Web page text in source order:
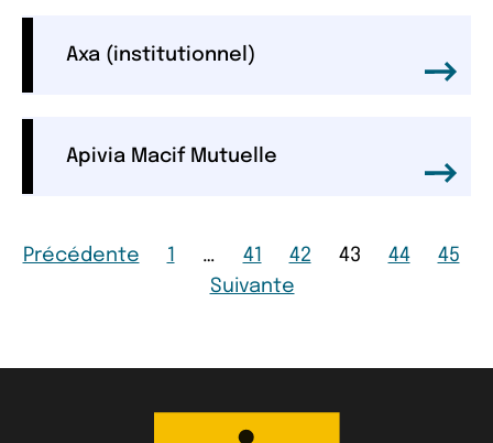
Axa (institutionnel)
Apivia Macif Mutuelle
Page
Précédente Page
1 … Page
41 Page
42 Page
43 Page
44 Page
45
Page
Suivante